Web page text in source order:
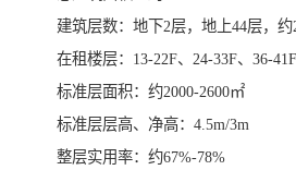
建筑层数：地下2层，地上44层，约
在租楼层：13-22F、24-33F、36-41F
标准层面积：约2000-2600㎡
标准层层高、净高：4.5m/3m
​整层实用率：约67%-78%